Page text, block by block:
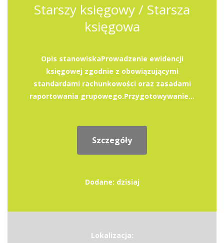
Starszy księgowy / Starsza
księgowa
Opis stanowiskaProwadzenie ewidencji
księgowej zgodnie z obowiązującymi
standardami rachunkowości oraz zasadami
raportowania grupowego.Przygotowywanie...
Szczegóły
Dodane: dzisiaj
Lokalizacja: